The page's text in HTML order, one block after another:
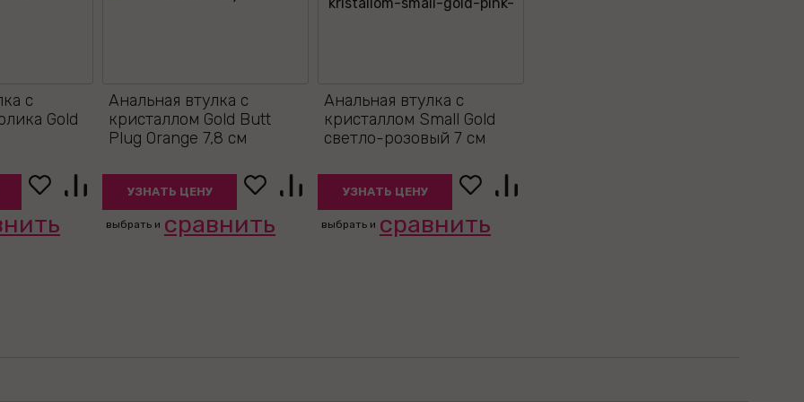
с
Gold
Анальная втулка с
кристаллом Gold Butt
Plug Orange 7,8 см
УЗНАТЬ ЦЕНУ
выбрать и сравнить
Анальная втулка с
кристаллом Small Gold
светло-розовый 7 см
УЗНАТЬ ЦЕНУ
выбрать и сравнить